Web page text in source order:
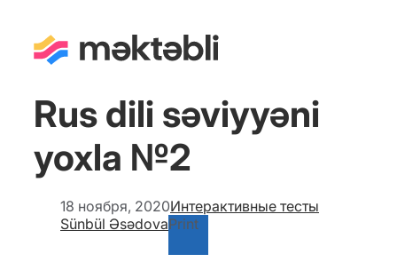
Rus dili səviyyəni
yoxla №2
18 ноября, 2020Интерактивные тесты
Sünbül ƏsədovaPrint